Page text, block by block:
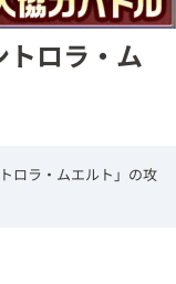
ロラ・ム
ロラ・ムエルト」の攻